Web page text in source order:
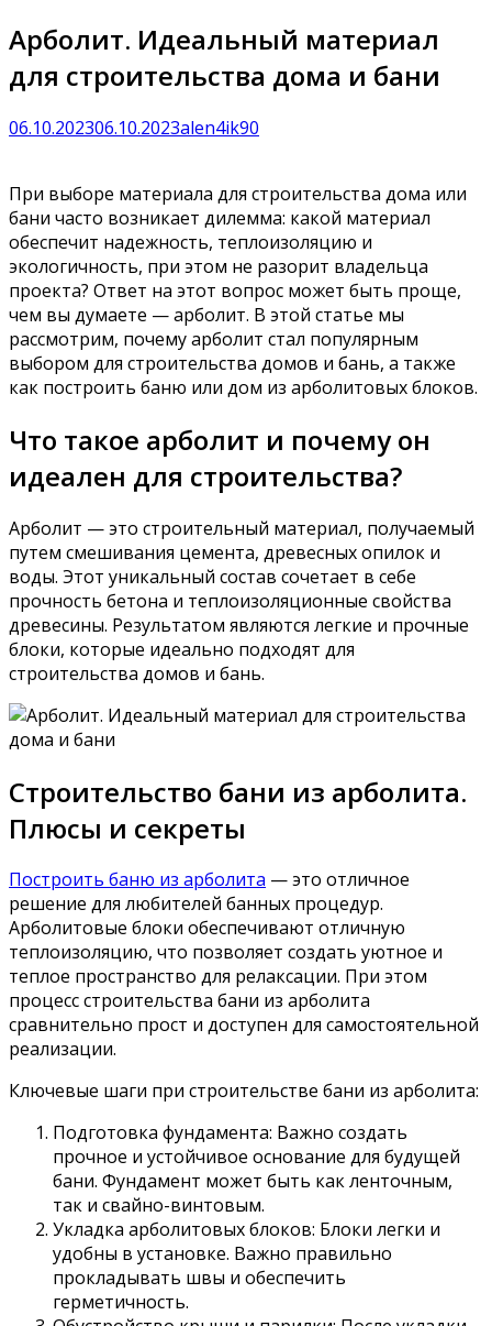
Арболит. Идеальный материал
для строительства дома и бани
06.10.202306.10.2023alen4ik90
При выборе материала для строительства дома или
бани часто возникает дилемма: какой материал
обеспечит надежность, теплоизоляцию и
экологичность, при этом не разорит владельца
проекта? Ответ на этот вопрос может быть проще,
чем вы думаете — арболит. В этой статье мы
рассмотрим, почему арболит стал популярным
выбором для строительства домов и бань, а также
как построить баню или дом из арболитовых блоков.
Что такое арболит и почему он
идеален для строительства?
Арболит — это строительный материал, получаемый
путем смешивания цемента, древесных опилок и
воды. Этот уникальный состав сочетает в себе
прочность бетона и теплоизоляционные свойства
древесины. Результатом являются легкие и прочные
блоки, которые идеально подходят для
строительства домов и бань.
Строительство бани из арболита.
Плюсы и секреты
Построить баню из арболита — это отличное
решение для любителей банных процедур.
Арболитовые блоки обеспечивают отличную
теплоизоляцию, что позволяет создать уютное и
теплое пространство для релаксации. При этом
процесс строительства бани из арболита
сравнительно прост и доступен для самостоятельной
реализации.
Ключевые шаги при строительстве бани из арболита:
Подготовка фундамента: Важно создать
прочное и устойчивое основание для будущей
бани. Фундамент может быть как ленточным,
так и свайно-винтовым.
Укладка арболитовых блоков: Блоки легки и
удобны в установке. Важно правильно
прокладывать швы и обеспечить
герметичность.